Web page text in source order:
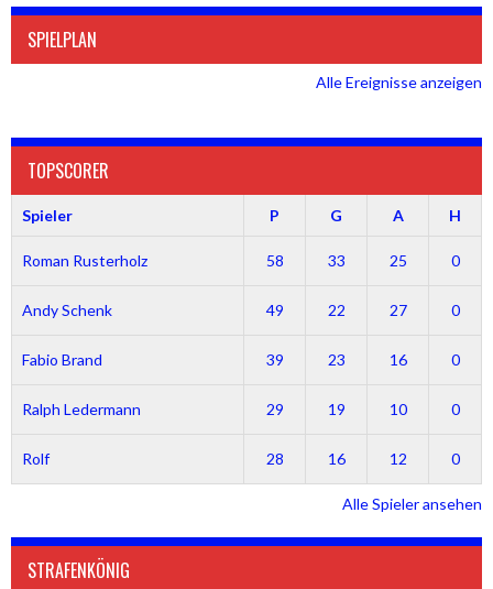
SPIELPLAN
Alle Ereignisse anzeigen
TOPSCORER
Spieler P G A H
Roman Rusterholz 58 33 25 0
Andy Schenk 49 22 27 0
Fabio Brand 39 23 16 0
Ralph Ledermann 29 19 10 0
Rolf 28 16 12 0
Alle Spieler ansehen
STRAFENKÖNIG